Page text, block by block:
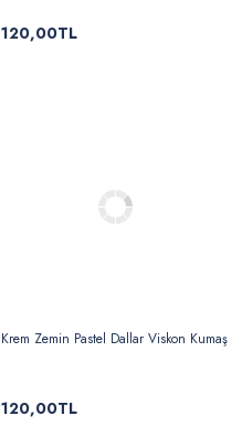
120,00TL
Krem Zemin Pastel Dallar Viskon Kumaş
120,00TL